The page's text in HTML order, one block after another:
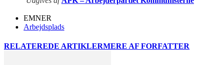
EMNER
Arbejdsplads
RELATEREDE ARTIKLERMERE AF FORFATTER